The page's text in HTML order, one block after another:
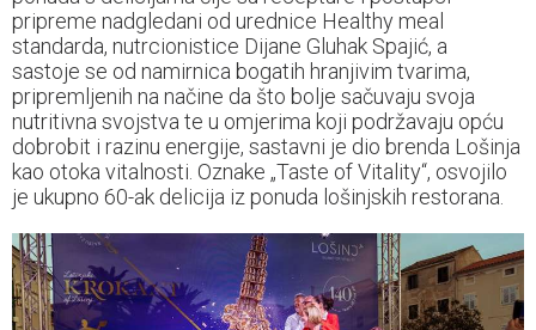
pripreme nadgledani od urednice Healthy meal
standarda, nutrcionistice Dijane Gluhak Spajić, a
sastoje se od namirnica bogatih hranjivim tvarima,
pripremljenih na načine da što bolje sačuvaju svoja
nutritivna svojstva te u omjerima koji podržavaju opću
dobrobit i razinu energije, sastavni je dio brenda Lošinja
kao otoka vitalnosti. Oznake „Taste of Vitality“, osvojilo
je ukupno 60-ak delicija iz ponuda lošinjskih restorana.